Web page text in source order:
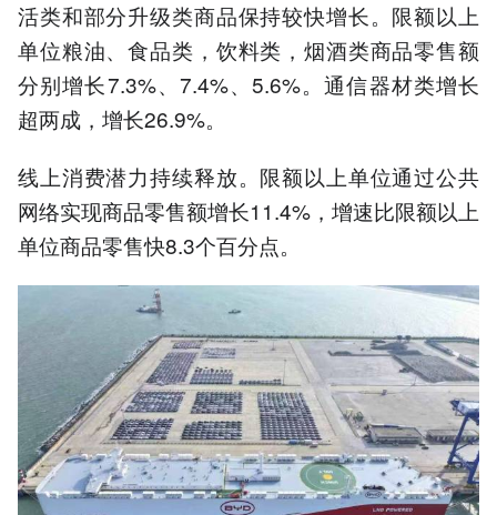
活类和部分升级类商品保持较快增长。限额以上
单位粮油、食品类，饮料类，烟酒类商品零售额
分别增长7.3%、7.4%、5.6%。通信器材类增长
超两成，增长26.9%。
线上消费潜力持续释放。限额以上单位通过公共
网络实现商品零售额增长11.4%，增速比限额以上
单位商品零售快8.3个百分点。